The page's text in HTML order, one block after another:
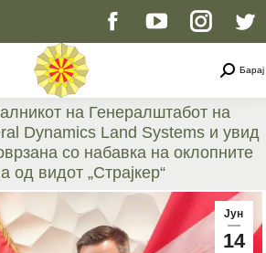
Facebook
opens
in
new
window
YouTube
opens
in
new
window
page
opens
in
new
window
Барај
на Генералштабот на
Dynamics Land Systems и увид
со набавка на оклопните
од видот „Страјкер“
You are here:
Јун
14